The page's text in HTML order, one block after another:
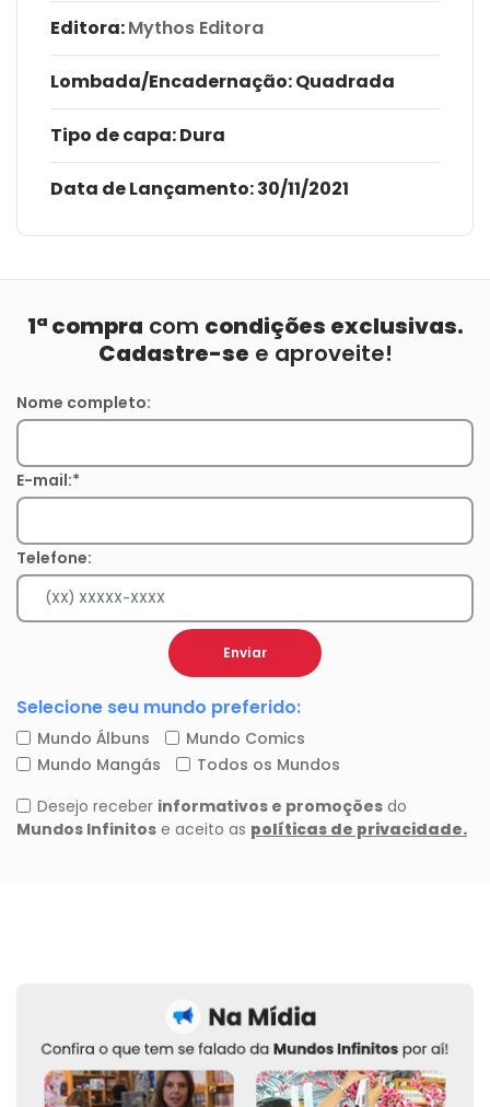
Editora:Mythos Editora
Lombada/Encadernação: Quadrada
Tipo de capa:Dura
Data de Lançamento:30/11/2021